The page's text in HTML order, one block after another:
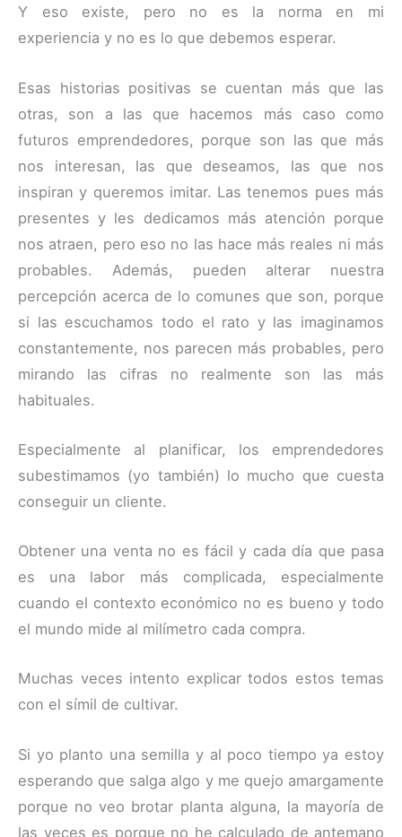
Y eso existe, pero no es la norma en mi
experiencia y no es lo que debemos esperar.
Esas historias positivas se cuentan más que las
otras, son a las que hacemos más caso como
futuros emprendedores, porque son las que más
nos interesan, las que deseamos, las que nos
inspiran y queremos imitar. Las tenemos pues más
presentes y les dedicamos más atención porque
nos atraen, pero eso no las hace más reales ni más
probables. Además, pueden alterar nuestra
percepción acerca de lo comunes que son, porque
si las escuchamos todo el rato y las imaginamos
constantemente, nos parecen más probables, pero
mirando las cifras no realmente son las más
habituales.
Especialmente al planificar, los emprendedores
subestimamos (yo también) lo mucho que cuesta
conseguir un cliente.
Obtener una venta no es fácil y cada día que pasa
es una labor más complicada, especialmente
cuando el contexto económico no es bueno y todo
el mundo mide al milímetro cada compra.
Muchas veces intento explicar todos estos temas
con el símil de cultivar.
Si yo planto una semilla y al poco tiempo ya estoy
esperando que salga algo y me quejo amargamente
porque no veo brotar planta alguna, la mayoría de
las veces es porque no he calculado de antemano